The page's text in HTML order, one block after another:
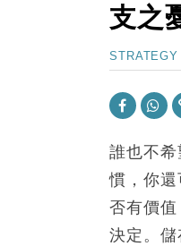
支之
STRATEGY
誰也不
慣，你
否有價
決定。